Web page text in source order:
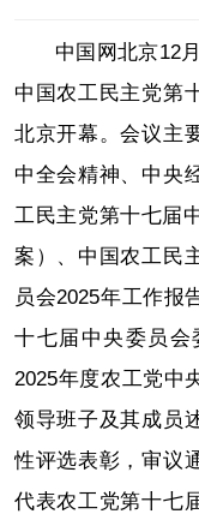
中国网北京12
中国农工民主党第
北京开幕。会议主
中全会精神、中央
工民主党第十七届
案）、中国农工民
员会2025年工作报
十七届中央委员会
2025年度农工党中
领导班子及其成员
性评选表彰，审议
代表农工党第十七